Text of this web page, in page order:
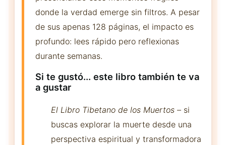
donde la verdad emerge sin filtros. A pesar
de sus apenas 128 páginas, el impacto es
profundo: lees rápido pero reflexionas
durante semanas.
Si te gustó... este libro también te va
a gustar
El Libro Tibetano de los Muertos – si
buscas explorar la muerte desde una
perspectiva espiritual y transformadora